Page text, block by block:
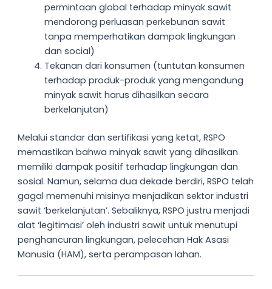
permintaan global terhadap minyak sawit
mendorong perluasan perkebunan sawit
tanpa memperhatikan dampak lingkungan
dan social)
Tekanan dari konsumen (tuntutan konsumen
terhadap produk-produk yang mengandung
minyak sawit harus dihasilkan secara
berkelanjutan)
Melalui standar dan sertifikasi yang ketat, RSPO
memastikan bahwa minyak sawit yang dihasilkan
memiliki dampak positif terhadap lingkungan dan
sosial. Namun, selama dua dekade berdiri, RSPO telah
gagal memenuhi misinya menjadikan sektor industri
sawit ‘berkelanjutan’. Sebaliknya, RSPO justru menjadi
alat ‘legitimasi’ oleh industri sawit untuk menutupi
penghancuran lingkungan, pelecehan Hak Asasi
Manusia (HAM), serta perampasan lahan.